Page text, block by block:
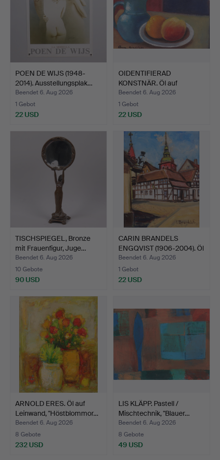
POEN DE WIJS (1948-
2014). Ausstellungsplak…
Beendet 6. Aug 2026
1 Gebot
22 USD
OIDENTIFIERAD
KONSTNÄR. Öl auf
Leinwand, S…
Beendet 6. Aug 2026
1 Gebot
22 USD
TISCHSPIEGEL, Bronze
mit Frauenfigur, Juge…
Beendet 6. Aug 2026
10 Gebote
90 USD
CARIN BRANDELS
ENGQVIST (1906-2004). Öl
au…
Beendet 6. Aug 2026
1 Gebot
22 USD
ARNOLD ERES. Öl auf
Leinwand, "Höstblommor…
Beendet 6. Aug 2026
8 Gebote
232 USD
LIS KLÄPP. Pastell /
Mischtechnik, "Blauer…
Beendet 6. Aug 2026
8 Gebote
49 USD